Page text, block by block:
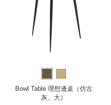
Bowl Table 理想邊桌（仿古
灰、大）